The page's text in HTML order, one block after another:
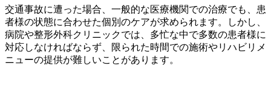
交通事故に遭った場合、一般的な医療機関での治療でも、患
者様の状態に合わせた個別のケアが求められます。しかし、
病院や整形外科クリニックでは、多忙な中で多数の患者様に
対応しなければならず、限られた時間での施術やリハビリメ
ニューの提供が難しいことがあります。